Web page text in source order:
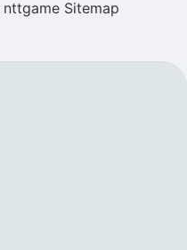
nttgame Sitemap